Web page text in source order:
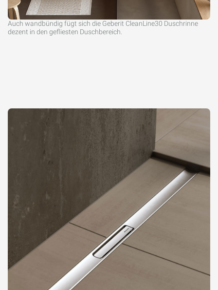
Auch wandbündig fügt sich die Geberit CleanLine30 Duschrinne
dezent in den gefliesten Duschbereich.